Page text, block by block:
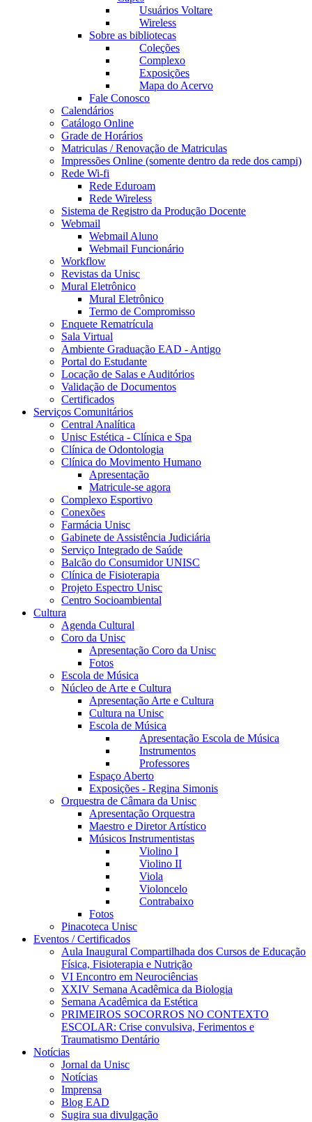
Usuários Voltare
Wireless
Sobre as bibliotecas
Coleções
Complexo
Exposições
Mapa do Acervo
Fale Conosco
Calendários
Catálogo Online
Grade de Horários
Matriculas / Renovação de Matriculas
Impressões Online (somente dentro da rede dos campi)
Rede Wi-fi
Rede Eduroam
Rede Wireless
Sistema de Registro da Produção Docente
Webmail
Webmail Aluno
Webmail Funcionário
Workflow
Revistas da Unisc
Mural Eletrônico
Mural Eletrônico
Termo de Compromisso
Enquete Rematrícula
Sala Virtual
Ambiente Graduação EAD - Antigo
Portal do Estudante
Locação de Salas e Auditórios
Validação de Documentos
Certificados
Serviços Comunitários
Central Analítica
Unisc Estética - Clínica e Spa
Clínica de Odontologia
Clínica do Movimento Humano
Apresentação
Matricule-se agora
Complexo Esportivo
Conexões
Farmácia Unisc
Gabinete de Assistência Judiciária
Serviço Integrado de Saúde
Balcão do Consumidor UNISC
Clínica de Fisioterapia
Projeto Espectro Unisc
Centro Socioambiental
Cultura
Agenda Cultural
Coro da Unisc
Apresentação Coro da Unisc
Fotos
Escola de Música
Núcleo de Arte e Cultura
Apresentação Arte e Cultura
Cultura na Unisc
Escola de Música
Apresentação Escola de Música
Instrumentos
Professores
Espaço Aberto
Exposições - Regina Simonis
Orquestra de Câmara da Unisc
Apresentação Orquestra
Maestro e Diretor Artístico
Músicos Instrumentistas
Violino I
Violino II
Viola
Violoncelo
Contrabaixo
Fotos
Pinacoteca Unisc
Eventos / Certificados
Aula Inaugural Compartilhada dos Cursos de Educação
Física, Fisioterapia e Nutrição
VI Encontro em Neurociências
XXIV Semana Acadêmica da Biologia
Semana Acadêmica da Estética
PRIMEIROS SOCORROS NO CONTEXTO
ESCOLAR: Crise convulsiva, Ferimentos e
Traumatismo Dentário
Notícias
Jornal da Unisc
Notícias
Imprensa
Blog EAD
Sugira sua divulgação